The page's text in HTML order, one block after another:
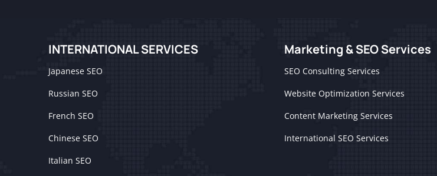
INTERNATIONAL SERVICES
Japanese SEO
Russian SEO
French SEO
Chinese SEO
Italian SEO
Marketing & SEO Services
SEO Consulting Services
Website Optimization Services
Content Marketing Services
International SEO Services